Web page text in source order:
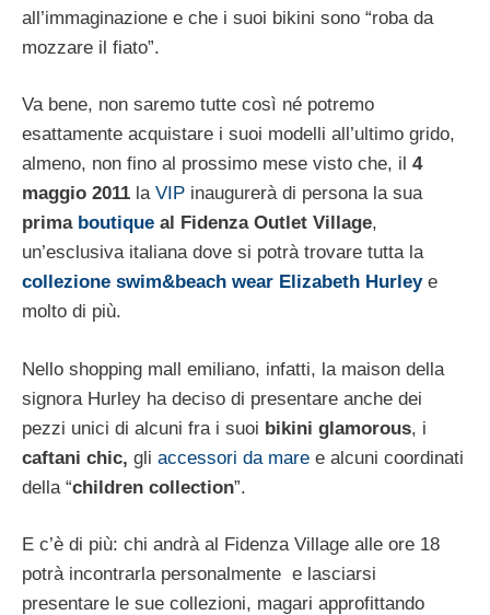
all’immaginazione e che i suoi bikini sono “roba da
mozzare il fiato”.
Va bene, non saremo tutte così né potremo
esattamente acquistare i suoi modelli all’ultimo grido,
almeno, non fino al prossimo mese visto che, il 4
maggio 2011 la VIP inaugurerà di persona la sua
prima boutique al Fidenza Outlet Village,
un’esclusiva italiana dove si potrà trovare tutta la
collezione swim&beach wear Elizabeth Hurleye
molto di più.
Nello shopping mall emiliano, infatti, la maison della
signora Hurley ha deciso di presentare anche dei
pezzi unici di alcuni fra i suoi bikini glamorous, i
caftani chic, gli accessori da mare e alcuni coordinati
della “children collection”.
E c’è di più: chi andrà al Fidenza Village alle ore 18
potrà incontrarla personalmente e lasciarsi
presentare le sue collezioni, magari approfittando